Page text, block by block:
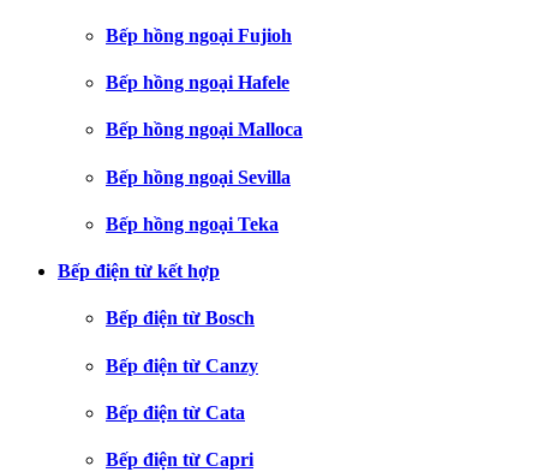
Bếp hồng ngoại Fujioh
Bếp hồng ngoại Hafele
Bếp hồng ngoại Malloca
Bếp hồng ngoại Sevilla
Bếp hồng ngoại Teka
Bếp điện từ kết hợp
Bếp điện từ Bosch
Bếp điện từ Canzy
Bếp điện từ Cata
Bếp điện từ Capri